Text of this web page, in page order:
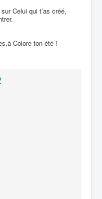
Celui qui t’as créé,
Colore ton été !